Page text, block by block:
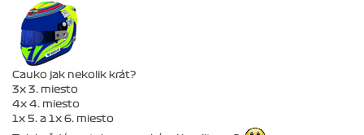
Cauko jak nekolik krát?
3x 3. miesto
4x 4. miesto
1x 5. a 1x 6. miesto